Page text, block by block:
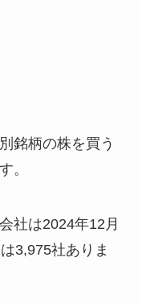
銘柄の株を買う
。
社は2024年12月
3,975社ありま